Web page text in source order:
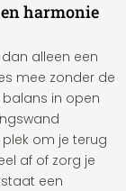
harmonie
alleen een
mee zonder de
in open
om je terug
af of zorg je
een